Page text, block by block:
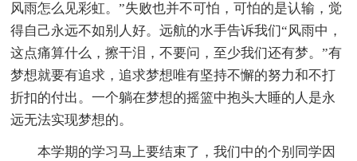
风雨怎么见彩虹。”失败也并不可怕，可怕的是认输，觉
得自己永远不如别人好。远航的水手告诉我们“风雨中，
这点痛算什么，擦干泪，不要问，至少我们还有梦。”有
梦想就要有追求，追求梦想唯有坚持不懈的努力和不打
折扣的付出。一个躺在梦想的摇篮中抱头大睡的人是永
远无法实现梦想的。
本学期的学习马上要结束了，我们中的个别同学因